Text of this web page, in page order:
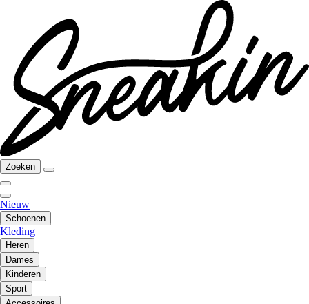
Zoeken
Nieuw
Schoenen
Kleding
Heren
Dames
Kinderen
Sport